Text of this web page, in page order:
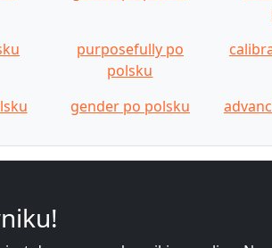
purposefully po
polsku
gender po polsku